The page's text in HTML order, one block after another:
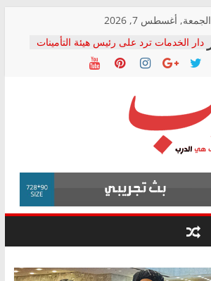
الجمعة, أغسطس 7, 2026
دار الخدمات ترد على رئيس هيئة التأمينات
بعد مؤتمره الصحفي: إنكار الأزمة لا ينهي
معاناة أصحاب المعاشات.. ونطالب بكشف
فرحات سليمان يكتب: القطاع الصحي إلى
أين؟
حزب التحالف الشعبي يطلق لجنة “الحق
في الصحة” بالإسكندرية لرصد الانتهاكات
ودعم المرضى
الوزاري لمدينة الصحفيين.. وانتهاء أعمال
إنشاء المبنى الإداري
المجلس القومي لحقوق الإنسان يعلن
متابعة قضية الدكتور محمد زهران.. ويؤكد:
قرينة البراءة وضمانات المحاكمة العادلة